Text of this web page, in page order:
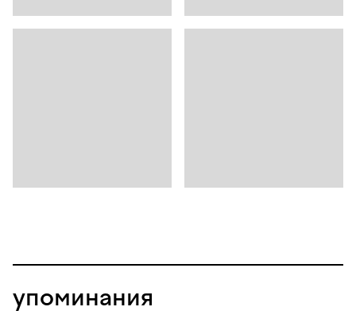
упоминания